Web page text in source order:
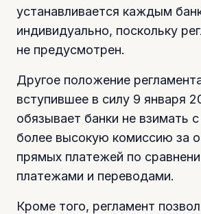
устанавливается каждым
индивидуально, поскольку
не предусмотрен.
Другое положение
вступившее в силу 9 января
обязывает банки не взимать
более высокую комиссию за
прямых платежей по
платежами и переводами.
Кроме того, регламент